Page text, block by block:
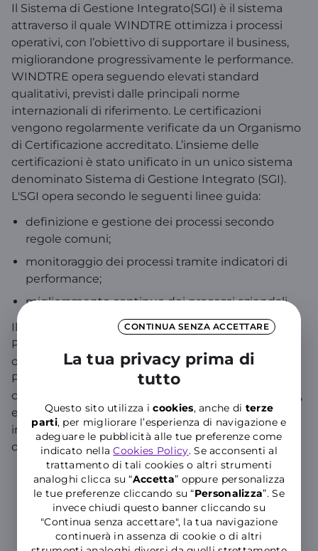
CONTINUA SENZA ACCETTARE
La tua privacy prima di
tutto
Questo sito utilizza icookies, anche di terze
parti, per migliorare l’esperienza di navigazione e
adeguare le pubblicità alle tue preferenze come
indicato nellaCookies Policy. Se acconsenti al
trattamento di tali cookies o altri strumenti
analoghi clicca su “Accetta” oppure personalizza
le tue preferenze cliccando su “Personalizza”. Se
invece chiudi questo banner cliccando su
"Continua senza accettare", la tua navigazione
continuerà in assenza di cookie o di altri
Il Sistema di Gestione Integrato(SGI) è il sistema
attraverso il quale WINDTRE ottimizza i processi
operativi, con l’obiettivo di supportare il business,
migliorandone progressivamente le performance.
WINDTRE opera seguendo elevati standard
qualitativi, previsti dalle principali norme
internazionali di riferimento. Le certificazioni
vengono regolarmente verificate da un Organismo
di Certificazione accreditato. L’insieme delle
certificazioni è stato unificato in un unico sistema
denominato Sistema di Gestione Integrato (SGI).
L'SGI opera secondo le seguenti linee guida:
definizione e gestione dei processi secondo
regole comuni;
monitoraggio dei processi tramite indicatori di
performance;
miglioramento continuo dei processi aziendali.
Il Sistema di Gestione Integrato è basato sulla
Politica Integrata che definisce le linee guida e gli
obiettivi per tutti gli ambiti coperti dal sistema. La
Politica Integrata è significativa della modalità con
cui WINDTRE affronta i temi legati alla Sostenibilità,
e fornisce una chiave di lettura per una corretta
interpretazione e comprensione dei risultati
ottenuti.